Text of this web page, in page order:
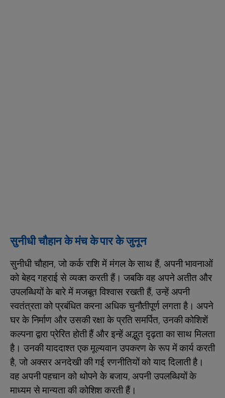
सुनीधी चौहान के मंच के पार के जुनून
सुनीधी चौहान, जो कर्क राशि में मंगल के साथ हैं, अपनी भावनाओं
को बेहद गहराई से व्यक्त करती हैं। जबकि वह अपने अतीत और
उपलब्धियों के बारे में मजबूत विश्वास रखती हैं, उन्हें अपनी
स्वतंत्रता को प्रबंधित करना अधिक चुनौतीपूर्ण लगता है। अपने
घर के निर्माण और उसकी रक्षा के प्रति समर्पित, उनकी कोशिशें
कल्पना द्वारा प्रेरित होती हैं और इन्हें अद्भुत दृढ़ता का साथ मिलता
है। उनकी याददाश्त एक मूल्यवान उपकरण के रूप में कार्य करती
है, जो अक्सर अनदेखी की गई रणनीतियों को याद दिलाती है।
वह अपनी पहचान को थोपने के बजाय, अपनी उपलब्धियों के
माध्यम से मान्यता की कोशिश करती हैं।